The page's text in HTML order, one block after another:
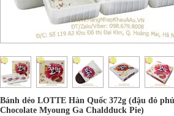
Bánh dẻo LOTTE Hàn Quốc 372g (đậu đỏ
Chocolate Myoung Ga Chaldduck Pie)